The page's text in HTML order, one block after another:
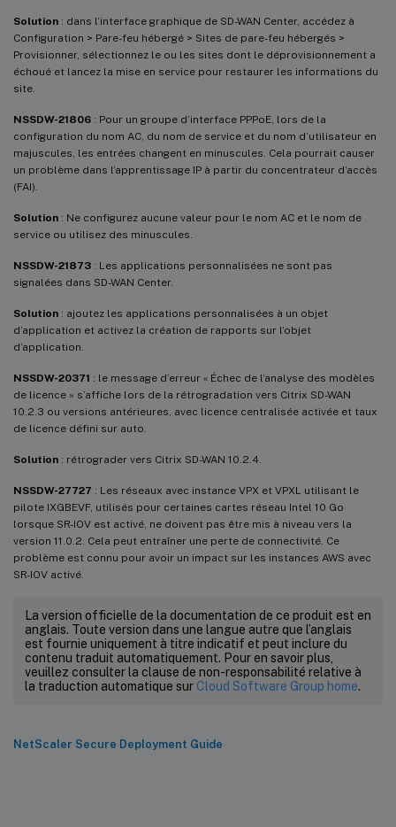
Solution : dans l’interface graphique de SD-WAN Center, accédez à
Configuration > Pare-feu hébergé > Sites de pare-feu hébergés >
Provisionner, sélectionnez le ou les sites dont le déprovisionnement a
échoué et lancez la mise en service pour restaurer les informations du
site.
NSSDW-21806 : Pour un groupe d’interface PPPoE, lors de la
configuration du nom AC, du nom de service et du nom d’utilisateur en
majuscules, les entrées changent en minuscules. Cela pourrait causer
un problème dans l’apprentissage IP à partir du concentrateur d’accès
(FAI).
Solution : Ne configurez aucune valeur pour le nom AC et le nom de
service ou utilisez des minuscules.
NSSDW-21873 : Les applications personnalisées ne sont pas
signalées dans SD-WAN Center.
Solution : ajoutez les applications personnalisées à un objet
d’application et activez la création de rapports sur l’objet
d’application.
NSSDW-20371 : le message d’erreur « Échec de l’analyse des modèles
de licence » s’affiche lors de la rétrogradation vers Citrix SD-WAN
10.2.3 ou versions antérieures, avec licence centralisée activée et taux
de licence défini sur auto.
Solution : rétrograder vers Citrix SD-WAN 10.2.4.
NSSDW-27727 : Les réseaux avec instance VPX et VPXL utilisant le
pilote IXGBEVF, utilisés pour certaines cartes réseau Intel 10 Go
lorsque SR-IOV est activé, ne doivent pas être mis à niveau vers la
version 11.0.2. Cela peut entraîner une perte de connectivité. Ce
problème est connu pour avoir un impact sur les instances AWS avec
SR-IOV activé.
La version officielle de la documentation de ce produit est en
anglais. Toute version dans une langue autre que l’anglais
est fournie uniquement à titre indicatif et peut inclure du
contenu traduit automatiquement. Pour en savoir plus,
veuillez consulter la clause de non-responsabilité relative à
la traduction automatique sur Cloud Software Group home.
NetScaler Secure Deployment Guide